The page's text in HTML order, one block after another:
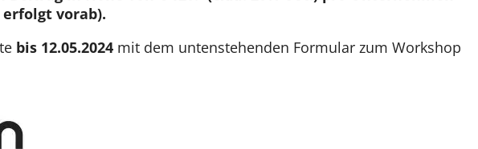
vorab).
bis 12.05.2024 mit dem untenstehenden Formular zum Workshop